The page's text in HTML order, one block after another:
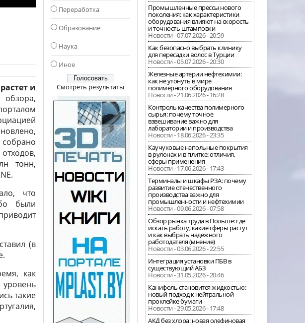
и
тонн,
что
были
(в
как
такие
Переработка
Образование
Наука
Иное
Смотреть результаты
Промышленные прессы нового
поколения: как характеристики
оборудования влияют на скорость
и точность штамповки
Новости - 07.07.2026 - 20:59
Как безопасно выбрать клинику
для пересадки волос в Турции
Новости - 05.07.2026 - 20:30
Железные артерии нефтехимии:
как не утонуть в мире
полимерного оборудования
Новости - 21.06.2026 - 16:28
Контроль качества полимерного
сырья: почему точное
взвешивание важно для
лаборатории и производства
Новости - 18.06.2026 - 23:35
Каучуковые напольные покрытия
в рулонах и в плитке: отличия,
сферы применения
Новости - 17.06.2026 - 17:43
Терминалы и шкафы РЗА: почему
развитие отечественного
производства важно для
промышленности и нефтехимии
Новости - 09.06.2026 - 07:58
Обзор рынка труда в Польше: где
искать работу, какие сферы растут
и как выбрать надёжного
работодателя (мнение)
Новости - 03.06.2026 - 22:55
Интеграция установки ПБВ в
существующий АБЗ
Новости - 31.05.2026 - 20:46
Канифоль становится жидкостью:
новый подход к нейтральной
проклейке бумаги
Новости - 29.05.2026 - 17:48
АКД без хлора: новая олефиновая